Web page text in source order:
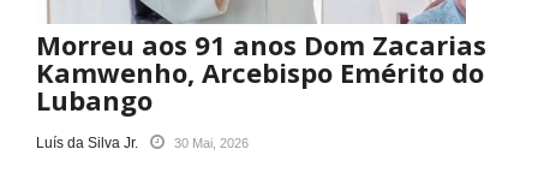
Morreu aos 91 anos Dom Zacarias
Kamwenho, Arcebispo Emérito do
Lubango
Luís da Silva Jr. 30 Mai, 2026